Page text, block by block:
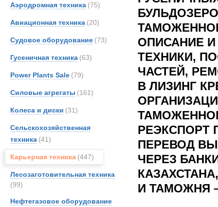
Аэродромная техника (75)
Авиационная техника (20)
Судовое оборудование (73)
Гусеничная техника (63)
Power Plants Sale (79)
Силовые агрегаты (161)
Колеса и диски (31)
Сельскохозяйственная
техника (41)
Карьерная техника (447)
Лесозаготовительная техника
(99)
Нефтегазовое оборудование
ОПИСАНИЕ И
ТЕХНИКИ,
ЧАСТЕЙ,
В ЛИЗИНГ
РЕЭКСПОРТ
ПЕРЕВОД
ЧЕРЕЗ
И ТАМОЖНЯ